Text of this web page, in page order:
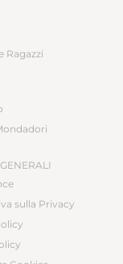
Ragazzi
sulla Privacy